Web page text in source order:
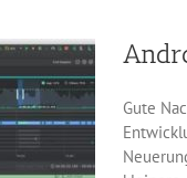
7.4
und
3.8
Gute